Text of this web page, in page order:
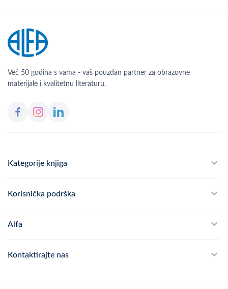
Već 50 godina s vama - vaš pouzdan partner za obrazovne
materijale i kvalitetnu literaturu.
Kategorije knjiga
Školski program
Korisnička podrška
Često postavljana pitanja
Alfa
Politika privatnosti
Kontaktirajte nas